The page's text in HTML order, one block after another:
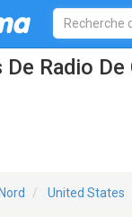
Radio De
United States